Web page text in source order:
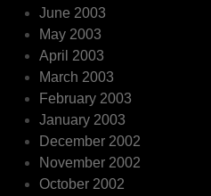
June 2003
May 2003
April 2003
March 2003
February 2003
January 2003
December 2002
November 2002
October 2002